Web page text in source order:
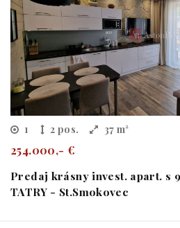
1 2 pos. 37 m²
254.000,- €
Predaj krásny invest. apart. s
TATRY - St.Smokovec